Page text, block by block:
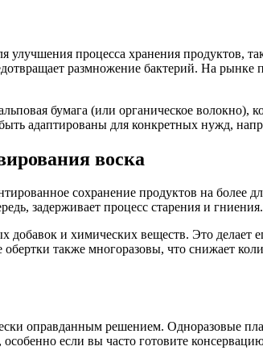
процесса хранения продуктов,
размножение бактерий. На
бумага (или органическое волокно),
адаптированы для конкретных нужд,
воска
сохранение продуктов на
задерживает процесс старения и гниения.
и химических веществ. Это делает
также многоразовы, что снижает
оправданным решением. Одноразовые
если вы часто готовите